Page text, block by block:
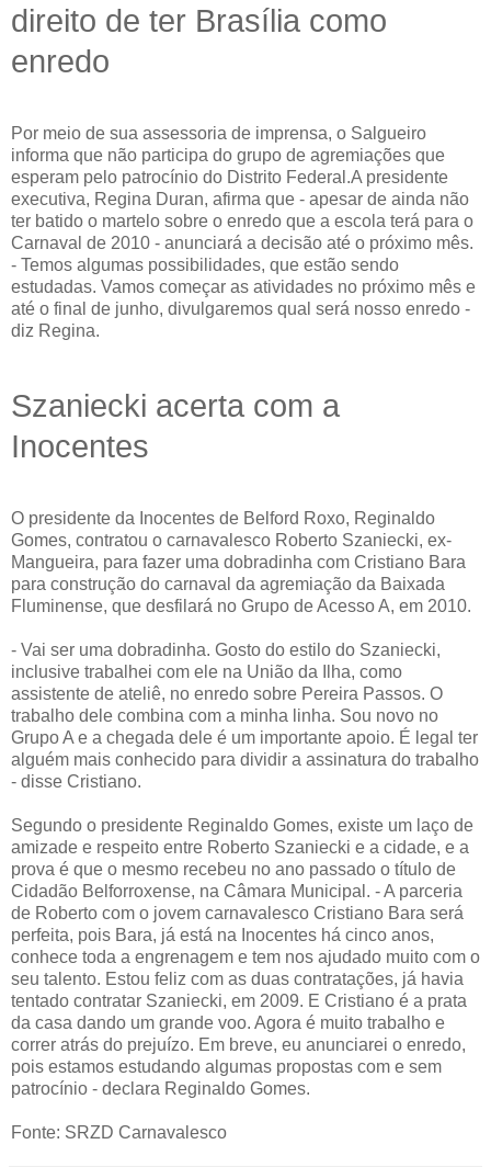
direito de ter Brasília como
enredo
Por meio de sua assessoria de imprensa, o Salgueiro
informa que não participa do grupo de agremiações que
esperam pelo patrocínio do Distrito Federal.A presidente
executiva, Regina Duran, afirma que - apesar de ainda não
ter batido o martelo sobre o enredo que a escola terá para o
Carnaval de 2010 - anunciará a decisão até o próximo mês.
- Temos algumas possibilidades, que estão sendo
estudadas. Vamos começar as atividades no próximo mês e
até o final de junho, divulgaremos qual será nosso enredo -
diz Regina.
Szaniecki acerta com a
Inocentes
O presidente da Inocentes de Belford Roxo, Reginaldo
Gomes, contratou o carnavalesco Roberto Szaniecki, ex-
Mangueira, para fazer uma dobradinha com Cristiano Bara
para construção do carnaval da agremiação da Baixada
Fluminense, que desfilará no Grupo de Acesso A, em 2010.
- Vai ser uma dobradinha. Gosto do estilo do Szaniecki,
inclusive trabalhei com ele na União da Ilha, como
assistente de ateliê, no enredo sobre Pereira Passos. O
trabalho dele combina com a minha linha. Sou novo no
Grupo A e a chegada dele é um importante apoio. É legal ter
alguém mais conhecido para dividir a assinatura do trabalho
- disse Cristiano.
Segundo o presidente Reginaldo Gomes, existe um laço de
amizade e respeito entre Roberto Szaniecki e a cidade, e a
prova é que o mesmo recebeu no ano passado o título de
Cidadão Belforroxense, na Câmara Municipal. - A parceria
de Roberto com o jovem carnavalesco Cristiano Bara será
perfeita, pois Bara, já está na Inocentes há cinco anos,
conhece toda a engrenagem e tem nos ajudado muito com o
seu talento. Estou feliz com as duas contratações, já havia
tentado contratar Szaniecki, em 2009. E Cristiano é a prata
da casa dando um grande voo. Agora é muito trabalho e
correr atrás do prejuízo. Em breve, eu anunciarei o enredo,
pois estamos estudando algumas propostas com e sem
patrocínio - declara Reginaldo Gomes.
Fonte: SRZD Carnavalesco